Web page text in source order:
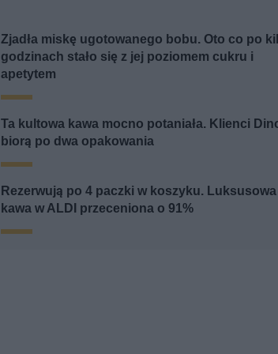
Zjadła miskę ugotowanego bobu. Oto co po
godzinach stało się z jej poziomem cukru i
apetytem
Ta kultowa kawa mocno potaniała. Klienci
biorą po dwa opakowania
Rezerwują po 4 paczki w koszyku. Luksusowa
kawa w ALDI przeceniona o 91%